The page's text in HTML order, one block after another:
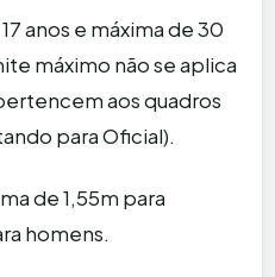
anos e máxima de 30
máximo não se aplica
aos quadros
para Oficial).
de 1,55m para
homens.